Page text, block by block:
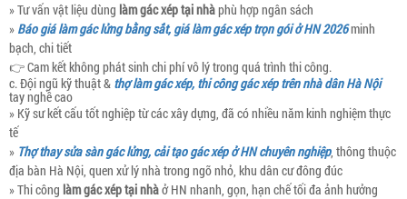
» Tư vấn vật liệu dùng làm gác xép tại nhàphù hợp ngân sách
» Báo giá làm gác lửng bằng sắt, giá làm gác xép trọn gói ở HN 2026minh
bạch, chi tiết
👉 Cam kết không phát sinh chi phí vô lý trong quá trình thi công.
c. Đội ngũ kỹ thuật & thợ làm gác xép, thi công gác xép trên nhà dân Hà Nội
tay nghề cao
» Kỹ sư kết cấu tốt nghiệp từ các xây dựng, đã có nhiều năm kinh nghiệm thực
tế
» Thợ thay sửa sàn gác lửng, cải tạo gác xép ở HN chuyên nghiệp, thông thuộc
địa bàn Hà Nội, quen xử lý nhà trong ngõ nhỏ, khu dân cư đông đúc
» Thi công làm gác xép tại nhàở HN nhanh, gọn, hạn chế tối đa ảnh hưởng